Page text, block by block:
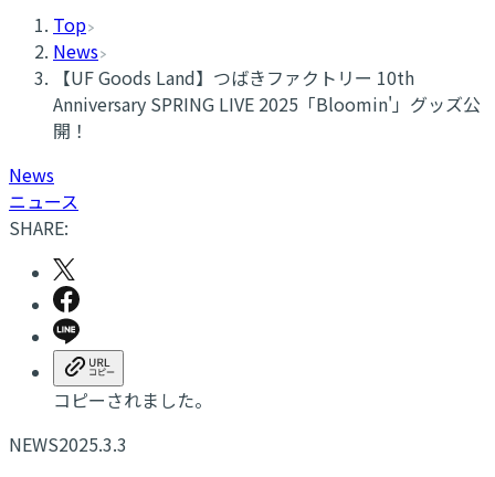
Top
News
【UF Goods Land】つばきファクトリー 10th
Anniversary SPRING LIVE 2025「Bloomin'」グッズ公
開！
News
ニュース
SHARE:
コピーされました。
NEWS2025.3.3